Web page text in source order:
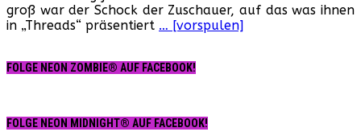
groß war der Schock der Zuschauer, auf das was ihnen
in „Threads“ präsentiert … [vorspulen]
FOLGE NEON ZOMBIE® AUF FACEBOOK!
FOLGE NEON MIDNIGHT® AUF FACEBOOK!